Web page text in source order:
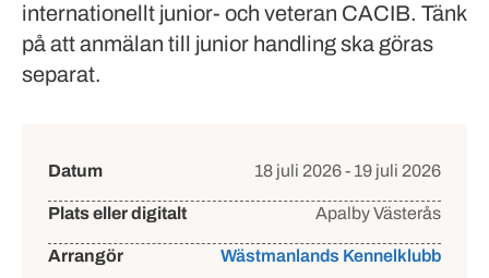
internationellt junior- och veteran CACIB. Tänk
på att anmälan till junior handling ska göras
separat.
Datum 18 juli 2026 - 19 juli 2026
Plats eller digitalt Apalby Västerås
Arrangör Wästmanlands Kennelklubb